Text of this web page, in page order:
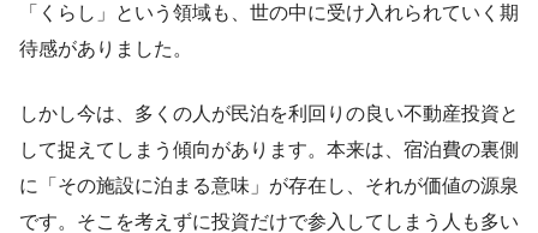
「くらし」という領域も、世の中に受け入れられていく期
待感がありました。
しかし今は、多くの人が民泊を利回りの良い不動産投資と
して捉えてしまう傾向があります。本来は、宿泊費の裏側
に「その施設に泊まる意味」が存在し、それが価値の源泉
です。そこを考えずに投資だけで参入してしまう人も多い